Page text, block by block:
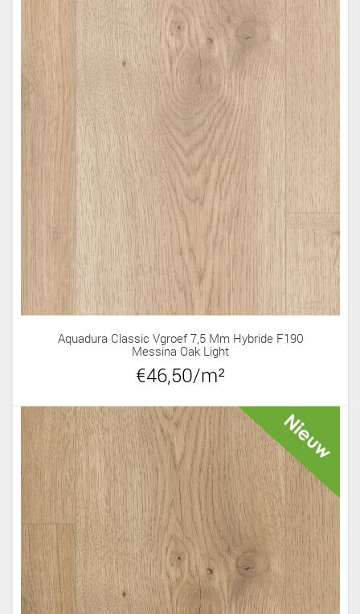
Aquadura Classic Vgroef 7,5 Mm Hybride F190
Messina Oak Light
€46,50/m²